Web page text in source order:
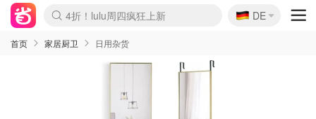
Boticinal 夏促开抢！
4折！lulu周四疯狂上新
还没结束！&OtherStories大促
Joybuy变相75折 随时失效
速领！Stanley独家85折
疑似霸哥！Camper额外叠85折
Zalando 奥莱闪促！每日更新
Moncler反季囤！5折起+叠9折
Coach Brooklyn仅€192
🇩🇪
DE
首页 家居厨卫 日用杂货